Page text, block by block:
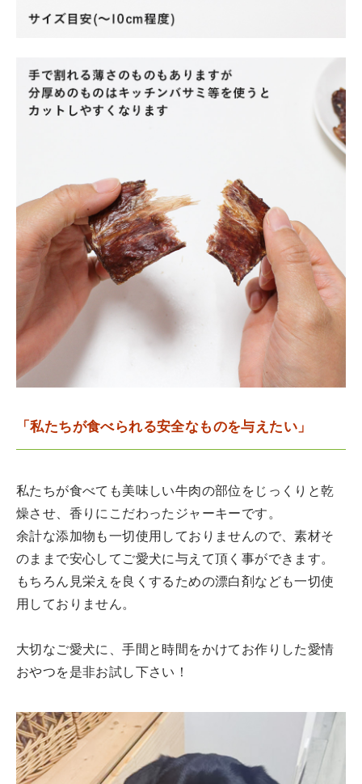
「私たちが食べられる安全なものを与えたい」
私たちが食べても美味しい牛肉の部位をじっくりと乾
燥させ、香りにこだわったジャーキーです。
余計な添加物も一切使用しておりませんので、素材そ
のままで安心してご愛犬に与えて頂く事ができます。
もちろん見栄えを良くするための漂白剤なども一切使
用しておりません。
大切なご愛犬に、手間と時間をかけてお作りした愛情
おやつを是非お試し下さい！